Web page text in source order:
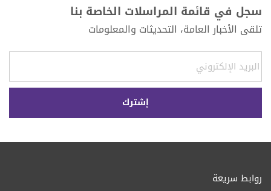
سجل في قائمة المراسلات الخاصة بنا
تلقى الأخبار العامة، التحديثات والمعلومات
روابط سريعة